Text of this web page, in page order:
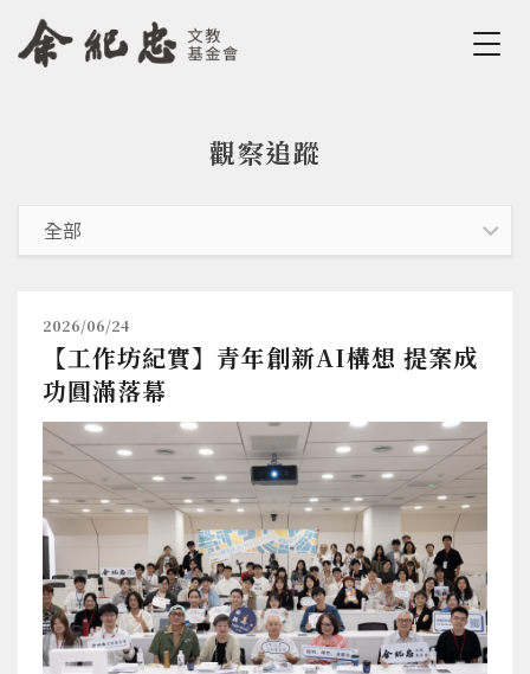
Jump to Navigation
Jump to Main content
觀察追蹤
2026/06/24
【工作坊紀實】青年創新AI構想 提案成
功圓滿落幕